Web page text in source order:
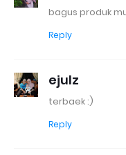
bagus produk
Reply
ejulz
terbaek :)
Reply